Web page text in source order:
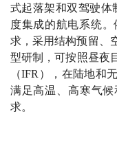
式起落架和双驾驶体
度集成的航电系统
求，采用结构预留
型研制，可按照昼
（IFR），在陆地
满足高温、高寒气
求。